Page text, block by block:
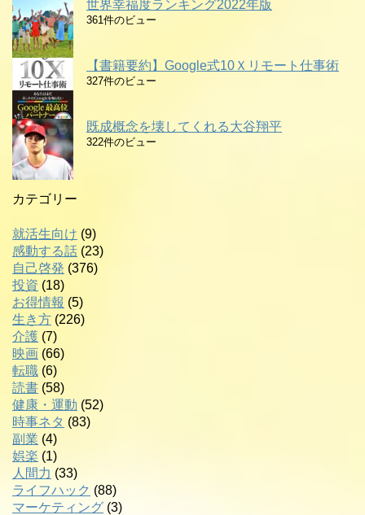
世界幸福度ランキング2022年版
361件のビュー
【書籍要約】Google式10Ｘリモート仕事術
327件のビュー
既成概念を壊してくれる大谷翔平
322件のビュー
カテゴリー
就活生向け (9)
感動する話 (23)
自己啓発 (376)
投資 (18)
お得情報 (5)
生き方 (226)
介護 (7)
映画 (66)
転職 (6)
読書 (58)
健康・運動 (52)
時事ネタ (83)
副業 (4)
娯楽 (1)
人間力 (33)
ライフハック (88)
マーケティング (3)